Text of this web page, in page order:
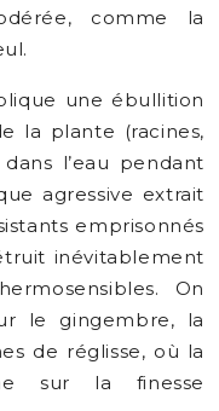
comme la
une ébullition
la plante (racines,
l’eau pendant
agressive extrait
emprisonnés
inévitablement
On
le gingembre, la
de réglisse, où la
sur la finesse